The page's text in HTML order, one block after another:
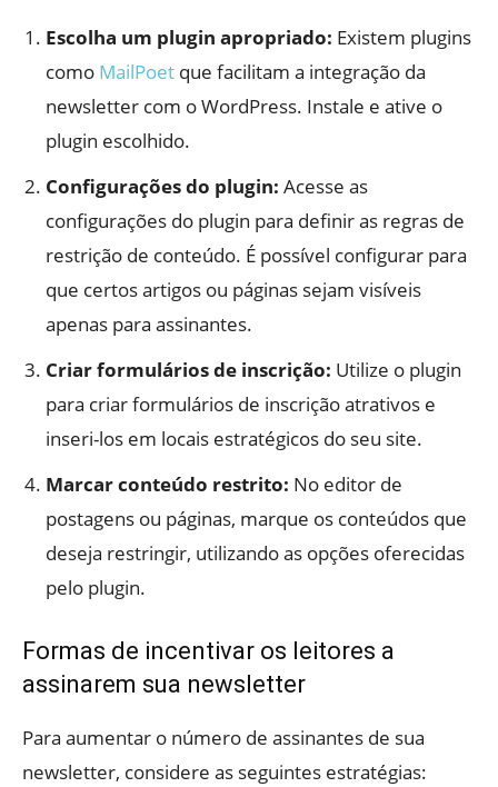
Escolha um plugin apropriado: Existem plugins
como MailPoet que facilitam a integração da
newsletter com o WordPress. Instale e ative o
plugin escolhido.
Configurações do plugin: Acesse as
configurações do plugin para definir as regras de
restrição de conteúdo. É possível configurar para
que certos artigos ou páginas sejam visíveis
apenas para assinantes.
Criar formulários de inscrição: Utilize o plugin
para criar formulários de inscrição atrativos e
inseri-los em locais estratégicos do seu site.
Marcar conteúdo restrito: No editor de
postagens ou páginas, marque os conteúdos que
deseja restringir, utilizando as opções oferecidas
pelo plugin.
Formas de incentivar os leitores a
assinarem sua newsletter
Para aumentar o número de assinantes de sua
newsletter, considere as seguintes estratégias: